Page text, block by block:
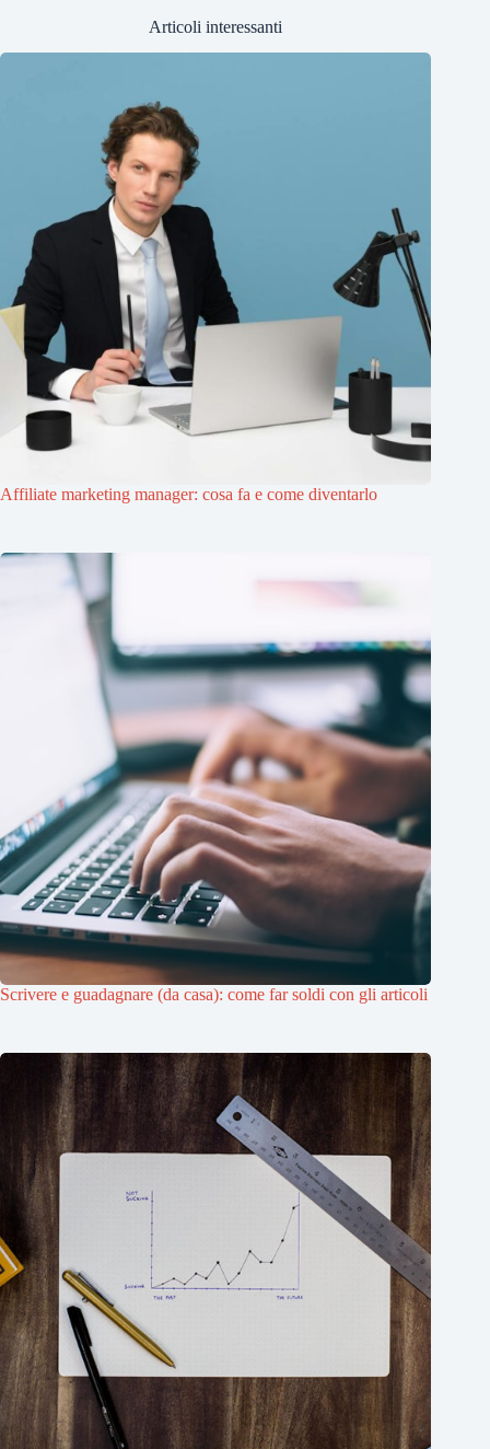
Articoli interessanti
Affiliate marketing manager: cosa fa e come diventarlo
Scrivere e guadagnare (da casa): come far soldi con gli articoli